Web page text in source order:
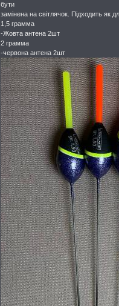
бути
замінена на світлячок. Підходить як
1,5 грамма
-Жовта антена 2шт
2 грамма
-червона антена 2шт